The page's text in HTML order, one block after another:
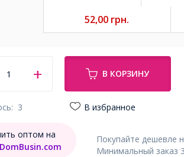
52,00 грн.
В КОРЗИНУ
3 В избранное
Покупайте дешевле
Минимальный заказ
оптом на